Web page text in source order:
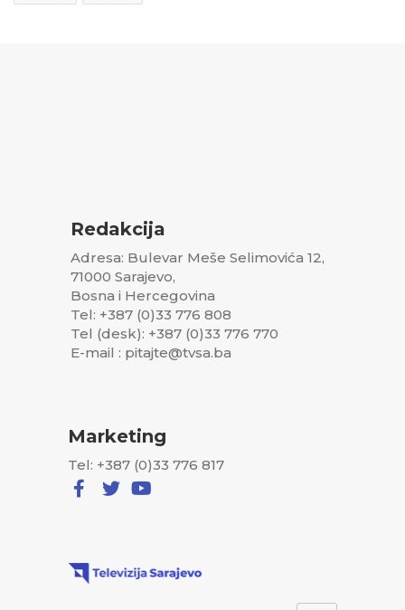
Redakcija
Adresa: Bulevar Meše Selimovića 12,
71000 Sarajevo,
Bosna i Hercegovina
Tel: +387 (0)33 776 808
Tel (desk): +387 (0)33 776 770
E-mail : pitajte@tvsa.ba
Marketing
Tel: +387 (0)33 776 817